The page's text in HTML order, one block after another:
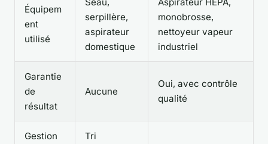
Équipem
ent
utilisé
serpillère,
aspirateur
domestique
monobrosse,
nettoyeur vapeur
industriel
Garantie
de
résultat
Aucune
Oui, avec contrôle
qualité
Gestion
Tri